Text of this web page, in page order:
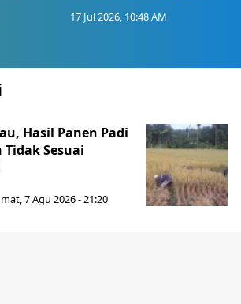
17 Jul 2026, 10:48 AM
Hasil Panen Padi
Sesuai
7 Agu 2026 - 21:20